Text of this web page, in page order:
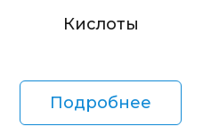
Кислоты
Подробнее